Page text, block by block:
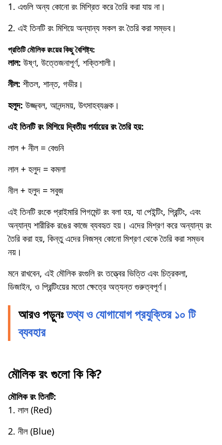
1. এগুলি অন্য কোনো রং মিশ্রিত করে তৈরি করা যায় না।
2. এই তিনটি রং মিশিয়ে অন্যান্য সকল রং তৈরি করা সম্ভব।
প্রতিটি মৌলিক রংয়ের কিছু বৈশিষ্ট্য:
লাল: উষ্ণ, উত্তেজনাপূর্ণ, শক্তিশালী।
নীল: শীতল, শান্ত, গভীর।
হলুদ: উজ্জ্বল, আনন্দময়, উৎসাহব্যঞ্জক।
এই তিনটি রং মিশিয়ে দ্বিতীয় পর্যায়ের রং তৈরি হয়:
লাল + নীল = বেগুনি
লাল + হলুদ = কমলা
নীল + হলুদ = সবুজ
এই তিনটি রংকে প্রাইমারি পিগমেন্ট রং বলা হয়, যা পেইন্টিং, প্রিন্টিং, এবং
অন্যান্য শারীরিক রঙের কাজে ব্যবহৃত হয়। এদের মিশ্রণ করে অন্যান্য রং
তৈরি করা হয়, কিন্তু এদের নিজস্ব কোনো মিশ্রণ থেকে তৈরি করা সম্ভব
নয়।
মনে রাখবেন, এই মৌলিক রংগুলি রং তত্ত্বের ভিত্তি এবং চিত্রকলা,
ডিজাইন, ও প্রিন্টিংয়ের মতো ক্ষেত্রে অত্যন্ত গুরুত্বপূর্ণ।
আরও পড়ুনঃতথ্য ও যোগাযোগ প্রযুক্তির ১০ টি
ব্যবহার
মৌলিক রং গুলো কি কি?
মৌলিক রং তিনটি:
1. লাল (Red)
2. নীল (Blue)